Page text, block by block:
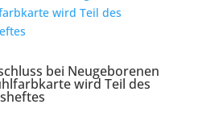
bei Neugeborenen
wird Teil des